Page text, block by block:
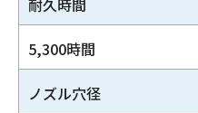
耐久時間
5,300時間
ノズル穴径